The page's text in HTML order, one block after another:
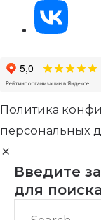
Политика
персональных
Введите
для поиска